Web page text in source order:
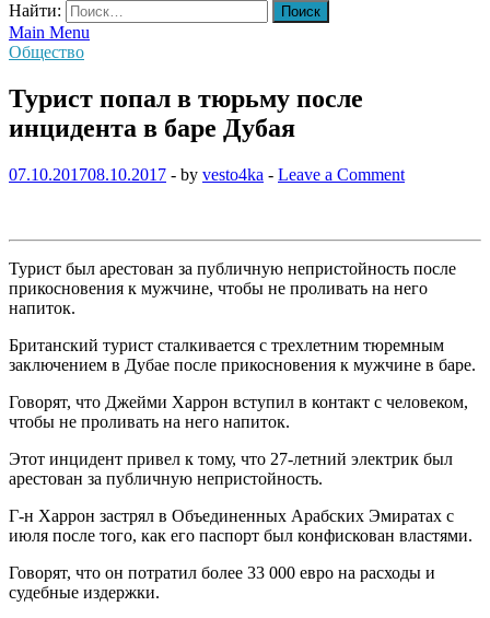
Найти:
Main Menu
Общество
Турист попал в тюрьму после
инцидента в баре Дубая
07.10.201708.10.2017 - by vesto4ka - Leave a Comment
Турист был арестован за публичную непристойность после
прикосновения к мужчине, чтобы не проливать на него
напиток.
Британский турист сталкивается с трехлетним тюремным
заключением в Дубае после прикосновения к мужчине в баре.
Говорят, что Джейми Харрон вступил в контакт с человеком,
чтобы не проливать на него напиток.
Этот инцидент привел к тому, что 27-летний электрик был
арестован за публичную непристойность.
Г-н Харрон застрял в Объединенных Арабских Эмиратах с
июля после того, как его паспорт был конфискован властями.
Говорят, что он потратил более 33 000 евро на расходы и
судебные издержки.